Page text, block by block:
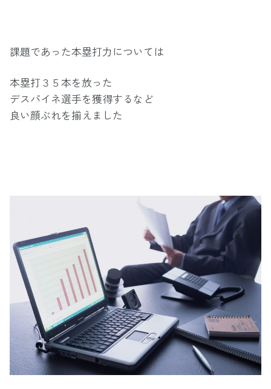
課題であった本塁打力については
本塁打３５本を放った
デスパイネ選手を獲得するなど
良い顔ぶれを揃えました